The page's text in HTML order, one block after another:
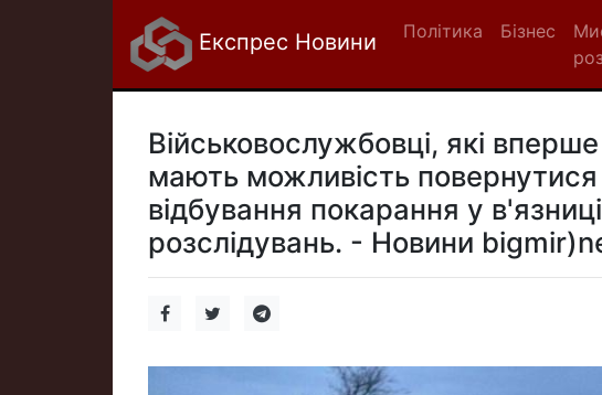
Експрес Новини Політика Бізнес
Військовослужбовці, які
мають можливість
відбування покарання у
розслідувань. - Новини